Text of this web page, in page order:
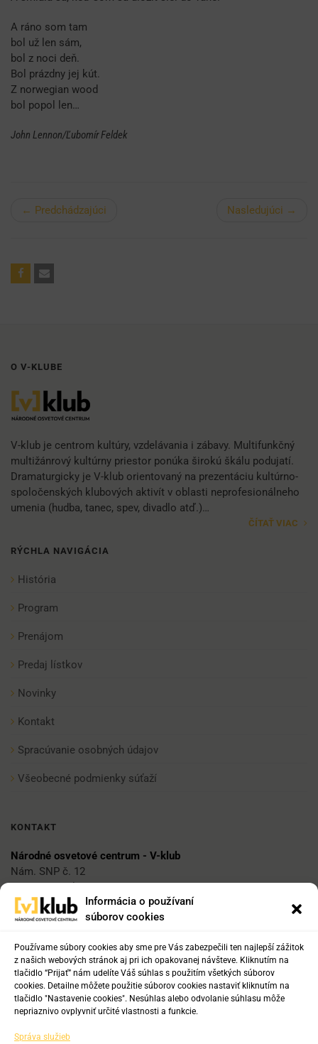
Informácia o používaní
súborov cookies
Používame súbory cookies aby sme pre Vás zabezpečili ten najlepší zážitok
z našich webových stránok aj pri ich opakovanej návšteve. Kliknutím na
tlačidlo “Prijať” nám udelíte Váš súhlas s použitím všetkých súborov
cookies. Detailne môžete použitie súborov cookies nastaviť kliknutím na
tlačidlo "Nastavenie cookies". Nesúhlas alebo odvolanie súhlasu môže
nepriaznivo ovplyvniť určité vlastnosti a funkcie.
Správa služieb
A ráno som tam
bol už len sám,
bol z noci deň.
Bol prázdny jej kút.
Z norwegian wood
bol popol len…
John Lennon/Ľubomír Feldek
← Predchádzajúci Nasledujúci →
O V-KLUBE
V-klub je centrom kultúry, vzdelávania i zábavy. Multifunkčný
multižánrový kultúrny priestor ponúka širokú škálu podujatí.
Dramaturgicky je V-klub orientovaný na prezentáciu kultúrno-
spoločenských klubových aktivít v oblasti neprofesionálneho
umenia (hudba, tanec, spev, divadlo atď.)…
ČÍTAŤ VIAC
RÝCHLA NAVIGÁCIA
História
Program
Prenájom
Predaj lístkov
Novinky
Kontakt
Spracúvanie osobných údajov
Všeobecné podmienky súťaží
KONTAKT
Národné osvetové centrum - V-klub
Nám. SNP č. 12
812 34 Bratislava 1
vklub@nocka.sk
Tel:
+421 2 204 71 217
+421 918 817 141